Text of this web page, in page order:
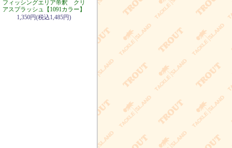
フィッシングエリア帝釈 クリ
アスプラッシュ【1091カラー】
1,350円(税込1,485円)